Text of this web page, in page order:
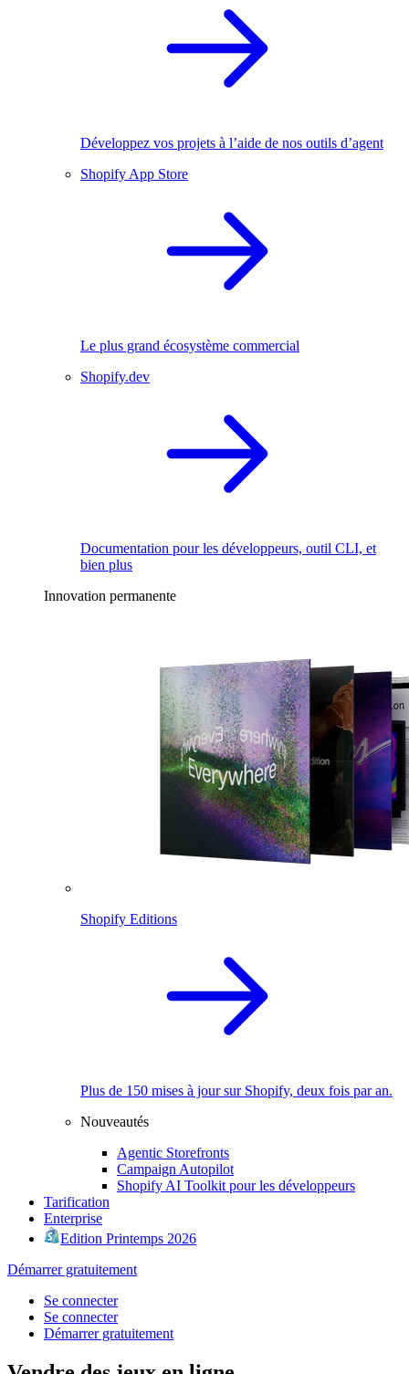
Développez vos projets à l’aide de nos outils d’agent
Shopify App Store
Le plus grand écosystème commercial
Shopify.dev
Documentation pour les développeurs, outil CLI, et
bien plus
Innovation permanente
Shopify Editions
Plus de 150 mises à jour sur Shopify, deux fois par an.
Nouveautés
Agentic Storefronts
Campaign Autopilot
Shopify AI Toolkit pour les développeurs
Tarification
Enterprise
Edition Printemps 2026
Démarrer gratuitement
Se connecter
Se connecter
Démarrer gratuitement